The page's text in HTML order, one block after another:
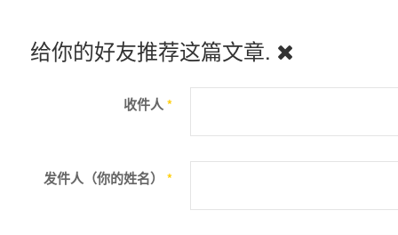
给你的好友推荐这篇文章.
收件人*
发件人（你的姓名） *